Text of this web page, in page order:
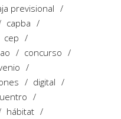
previsional
capba
cep
concurso
digital
hábitat